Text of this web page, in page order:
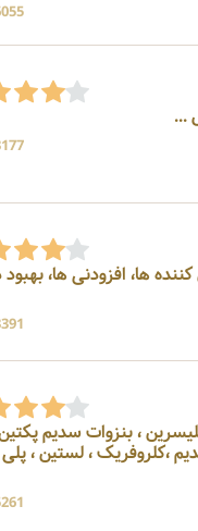
6055
3177
شیرین کننده ها، افزودنی ها،
3391
، بنزوات سدیم
،کلروفریک ، لستین ، پلی
5261